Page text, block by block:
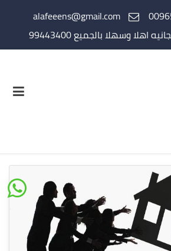
alafeeens@gmail.com
اهلا وسهلا بالجميع 99443400